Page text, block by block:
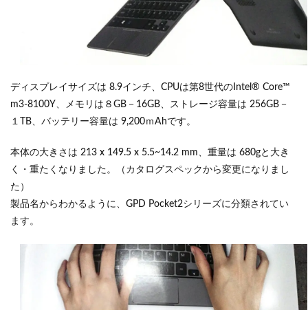
ディスプレイサイズは 8.9インチ、CPUは第8世代のIntel® Core™
m3-8100Y、メモリは８GB－16GB、ストレージ容量は 256GB－
１TB、バッテリー容量は 9,200ｍAhです。
本体の大きさは 213 x 149.5 x 5.5~14.2 mm、重量は 680gと大き
く・重たくなりました。（カタログスペックから変更になりまし
た）
製品名からわかるように、GPD Pocket2シリーズに分類されてい
ます。